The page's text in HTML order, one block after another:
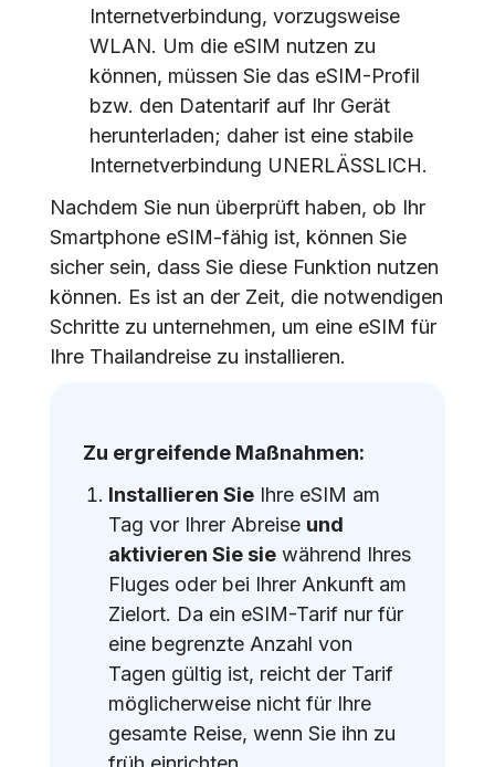
Internetverbindung, vorzugsweise
WLAN. Um die eSIM nutzen zu
können, müssen Sie das eSIM-Profil
bzw. den Datentarif auf Ihr Gerät
herunterladen; daher ist eine stabile
Internetverbindung UNERLÄSSLICH.
Nachdem Sie nun überprüft haben, ob Ihr
Smartphone eSIM-fähig ist, können Sie
sicher sein, dass Sie diese Funktion nutzen
können. Es ist an der Zeit, die notwendigen
Schritte zu unternehmen, um eine eSIM für
Ihre Thailandreise zu installieren.
Zu ergreifende Maßnahmen:
Installieren Sie Ihre eSIM am
Tag vor Ihrer Abreise und
aktivieren Sie sie während Ihres
Fluges oder bei Ihrer Ankunft am
Zielort. Da ein eSIM-Tarif nur für
eine begrenzte Anzahl von
Tagen gültig ist, reicht der Tarif
möglicherweise nicht für Ihre
gesamte Reise, wenn Sie ihn zu